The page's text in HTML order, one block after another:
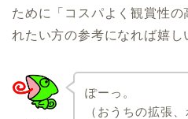
ために「コスパよく観賞性の
れたい方の参考になれば嬉し
ぽーっ。
（おうちの拡張